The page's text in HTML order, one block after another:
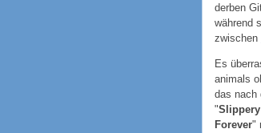
derben
während
zwischen
Es
animals
das nach
"
Forever"